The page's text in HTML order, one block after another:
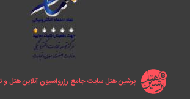
پرشین هتل سایت جامع رزرواسیون آنلاین هتل و